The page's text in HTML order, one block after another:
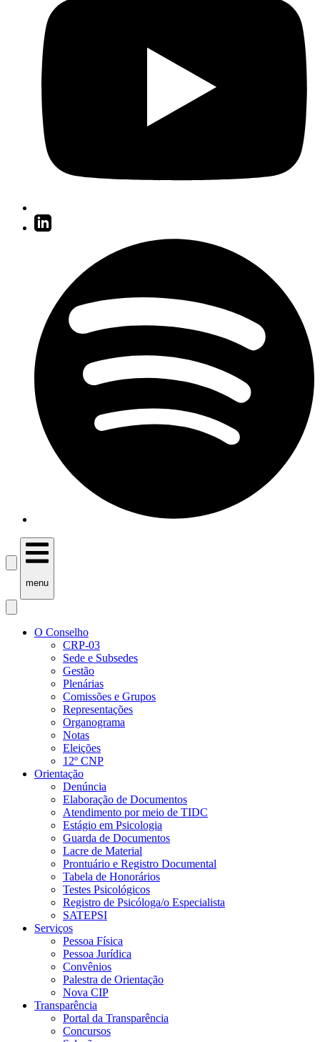
menu
O Conselho
CRP-03
Sede e Subsedes
Gestão
Plenárias
Comissões e Grupos
Representações
Organograma
Notas
Eleições
12º CNP
Orientação
Denúncia
Elaboração de Documentos
Atendimento por meio de TIDC
Estágio em Psicologia
Guarda de Documentos
Lacre de Material
Prontuário e Registro Documental
Tabela de Honorários
Testes Psicológicos
Registro de Psicóloga/o Especialista
SATEPSI
Serviços
Pessoa Física
Pessoa Jurídica
Convênios
Palestra de Orientação
Nova CIP
Transparência
Portal da Transparência
Concursos